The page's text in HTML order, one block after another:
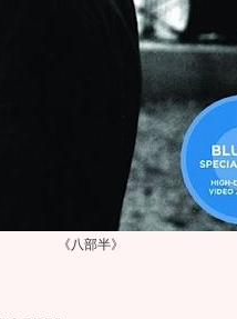
《八部半》